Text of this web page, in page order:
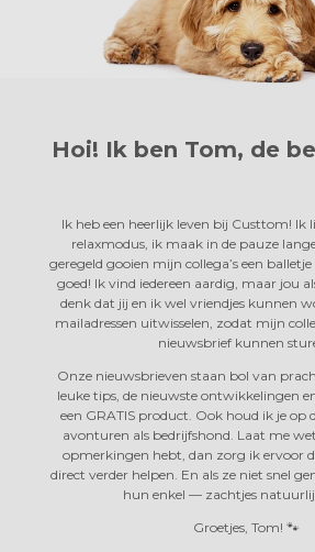
Hoi! Ik ben Tom, de
Ik heb een heerlijk leven bij Custtom! Ik
relaxmodus, ik maak in de pauze
geregeld gooien mijn collega’s een
goed! Ik vind iedereen aardig, maar jou
denk dat jij en ik wel vriendjes kunnen
mailadressen uitwisselen, zodat mijn
nieuwsbrief kunnen
Onze nieuwsbrieven staan bol van
leuke tips, de nieuwste ontwikkelingen
een GRATIS product. Ook houd ik je op
avonturen als bedrijfshond. Laat me
opmerkingen hebt, dan zorg ik ervoor
direct verder helpen. En als ze niet snel
hun enkel — zachtjes
Groetjes, Tom! 🐾